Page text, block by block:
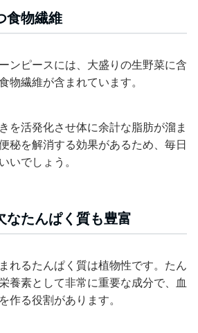
食物繊維
ンピースには、大盛りの生野菜に含
物繊維が含まれています。
を活発化させ体に余計な脂肪が溜ま
秘を解消する効果があるため、毎日
いでしょう。
なたんぱく質も豊富
れるたんぱく質は植物性です。たん
養素として非常に重要な成分で、血
作る役割があります。